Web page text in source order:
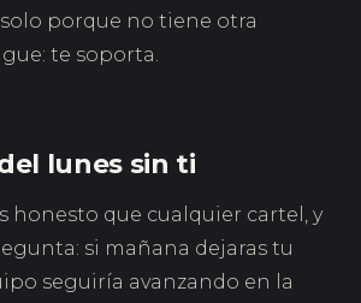
porque no tiene otra
te soporta.
lunes sin ti
honesto que cualquier cartel, y
si mañana dejaras tu
seguiría avanzando en la